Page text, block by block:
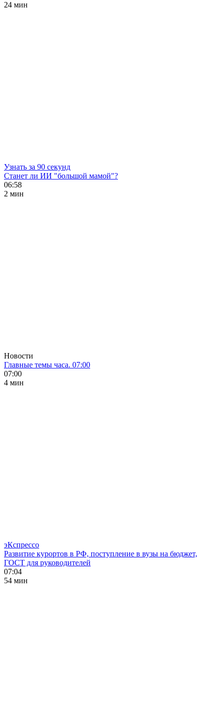
24 мин
Узнать за 90 секунд
Станет ли ИИ "большой мамой"?
06:58
2 мин
Новости
Главные темы часа. 07:00
07:00
4 мин
эКспрессо
Развитие курортов в РФ, поступление в вузы на бюджет,
ГОСТ для руководителей
07:04
54 мин